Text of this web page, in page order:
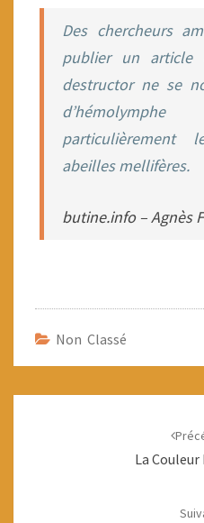
Des chercheurs
publier un article
destructor ne se
abeilles mellifères.
butine.info – Agnès
Non Classé
La Couleur